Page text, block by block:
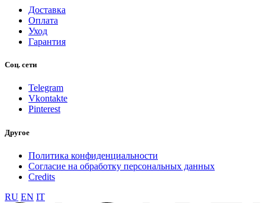
Доставка
Оплата
Уход
Гарантия
Соц. сети
Telegram
Vkontakte
Pinterest
Другое
Политика конфиденциальности
Согласие на обработку персональных данных
Credits
RU EN IT